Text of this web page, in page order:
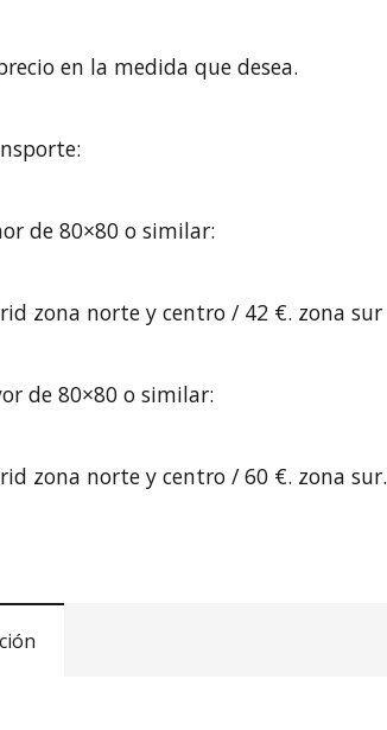
en la medida que desea.
de 80×80 o similar:
zona norte y centro / 42 €. zona sur
de 80×80 o similar:
zona norte y centro / 60 €. zona sur.